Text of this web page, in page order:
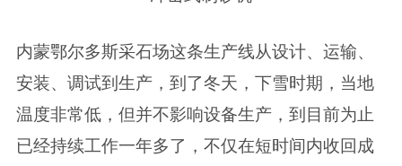
内蒙鄂尔多斯采石场这条生产线从设计、运输、
安装、调试到生产，到了冬天，下雪时期，当地
温度非常低，但并不影响设备生产，到目前为止
已经持续工作一年多了，不仅在短时间内收回成